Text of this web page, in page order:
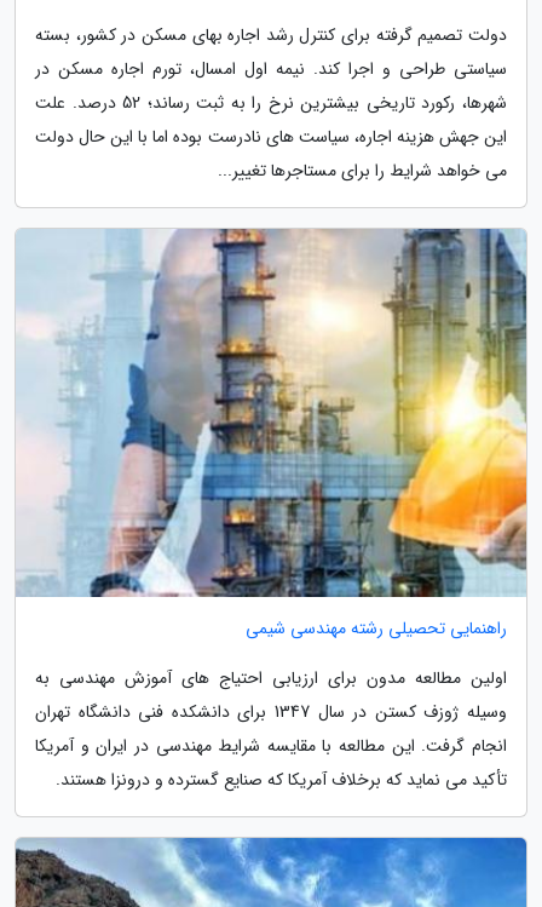
دولت تصمیم گرفته برای کنترل رشد اجاره بهای مسکن در کشور، بسته
سیاستی طراحی و اجرا کند. نیمه اول امسال، تورم اجاره مسکن در
شهرها، رکورد تاریخی بیشترین نرخ را به ثبت رساند؛ 52 درصد. علت
این جهش هزینه اجاره، سیاست های نادرست بوده اما با این حال دولت
می خواهد شرایط را برای مستاجرها تغییر...
راهنمایی تحصیلی رشته مهندسی شیمی
اولین مطالعه مدون برای ارزیابی احتیاج های آموزش مهندسی به
وسیله ژوزف کستن در سال 1347 برای دانشکده فنی دانشگاه تهران
انجام گرفت. این مطالعه با مقایسه شرایط مهندسی در ایران و آمریکا
تأکید می نماید که برخلاف آمریکا که صنایع گسترده و درونزا هستند.